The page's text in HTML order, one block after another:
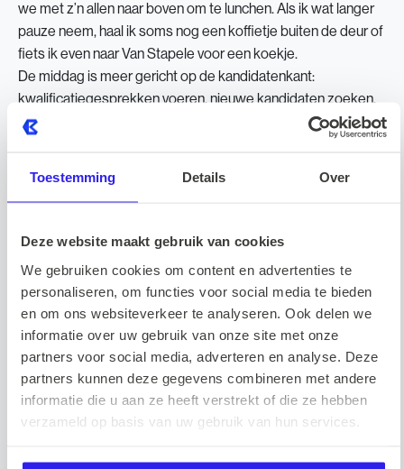
Toestemming Details Over
Deze website maakt gebruik van cookies
We gebruiken cookies om content en advertenties te
personaliseren, om functies voor social media te bieden
en om ons websiteverkeer te analyseren. Ook delen we
informatie over uw gebruik van onze site met onze
partners voor social media, adverteren en analyse. Deze
partners kunnen deze gegevens combineren met andere
informatie die u aan ze heeft verstrekt of die ze hebben
verzameld op basis van uw gebruik van hun services.
we met z’n allen naar boven om te lunchen. Als ik wat langer
pauze neem, haal ik soms nog een koffietje buiten de deur of
fiets ik even naar Van Stapele voor een koekje.
De middag is meer gericht op de kandidatenkant:
kwalificatiegesprekken voeren, nieuwe kandidaten zoeken,
berichten uitsturen en opvolgen. Aan het eind van de dag zet
ik m’n bellijst klaar voor de volgende ochtend, zodat ik
Wat is jouw hoogtepunt tijdens de
eerste maanden?
Ik merk dat ik elke week groei. Dit is mijn eerste baan waarin
ik actief met sales bezig ben, en ik ben erachter gekomen
dat ik het echt een leuk spelletje vind. En als je dan ook door
hebt dat je er merkbaar beter in wordt, maakt dat het
natuurlijk alleen maar leuker.